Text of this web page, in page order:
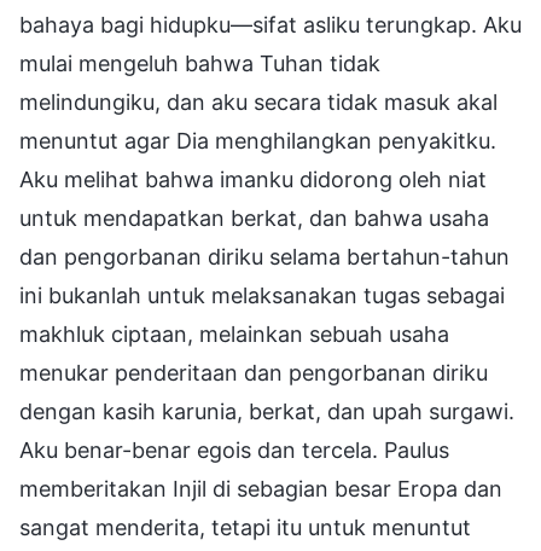
bahaya bagi hidupku—sifat asliku terungkap. Aku
mulai mengeluh bahwa Tuhan tidak
melindungiku, dan aku secara tidak masuk akal
menuntut agar Dia menghilangkan penyakitku.
Aku melihat bahwa imanku didorong oleh niat
untuk mendapatkan berkat, dan bahwa usaha
dan pengorbanan diriku selama bertahun-tahun
ini bukanlah untuk melaksanakan tugas sebagai
makhluk ciptaan, melainkan sebuah usaha
menukar penderitaan dan pengorbanan diriku
dengan kasih karunia, berkat, dan upah surgawi.
Aku benar-benar egois dan tercela. Paulus
memberitakan Injil di sebagian besar Eropa dan
sangat menderita, tetapi itu untuk menuntut